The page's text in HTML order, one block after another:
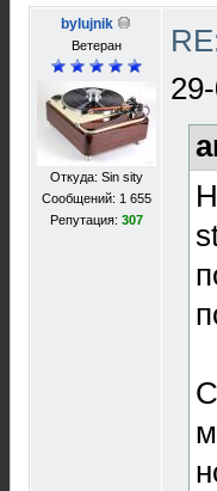
bylujnik
Ветеран
Откуда: Sin sity
Сообщений: 1 655
Репутация: 307